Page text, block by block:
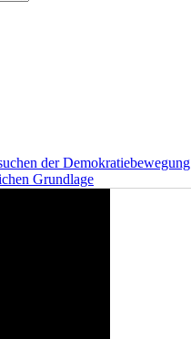
der Demokratiebewegung
Grundlage